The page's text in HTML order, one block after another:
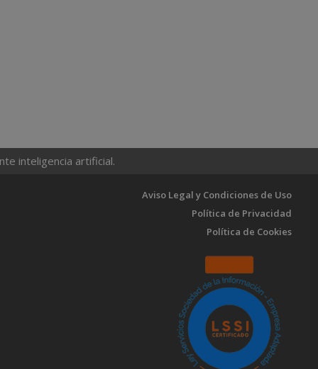
inteligencia artificial.
Aviso Legal y Condiciones de Uso
Política de Privacidad
Política de Cookies